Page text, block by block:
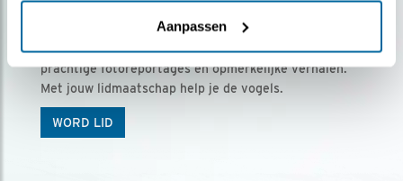
Aanpassen
Ontvang 5 x Vogels voor € 36,00 per jaar
Vogels is het tijdschrift voor onze leden, met
prachtige fotoreportages en opmerkelijke verhalen.
Met jouw lidmaatschap help je de vogels.
WORD LID